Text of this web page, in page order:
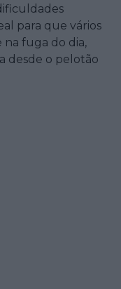
para que vários
na fuga do dia,
desde o pelotão